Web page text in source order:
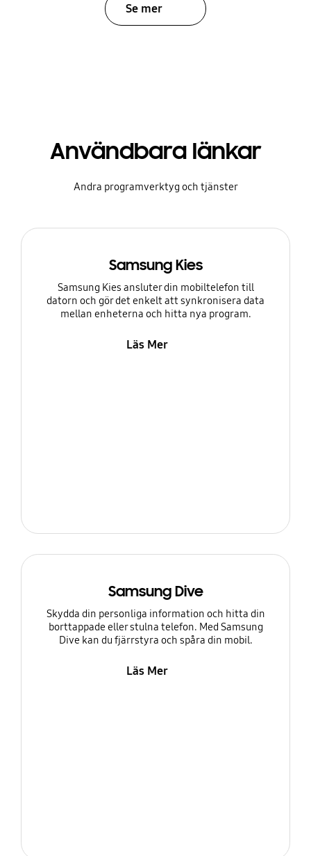
Se mer
Användbara länkar
Andra programverktyg och tjänster
Samsung Kies
Samsung Kies ansluter din mobiltelefon till
datorn och gör det enkelt att synkronisera data
mellan enheterna och hitta nya program.
Läs Mer
Samsung Dive
Skydda din personliga information och hitta din
borttappade eller stulna telefon. Med Samsung
Dive kan du fjärrstyra och spåra din mobil.
Läs Mer